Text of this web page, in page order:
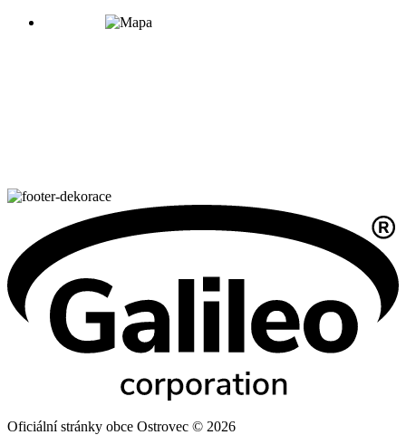
Oficiální stránky obce Ostrovec © 2026